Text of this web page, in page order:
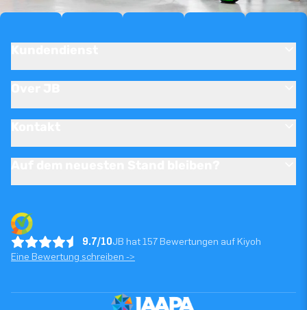
9.7/10JB hat 157 Bewertungen auf Kiyoh
Eine Bewertung schreiben ->